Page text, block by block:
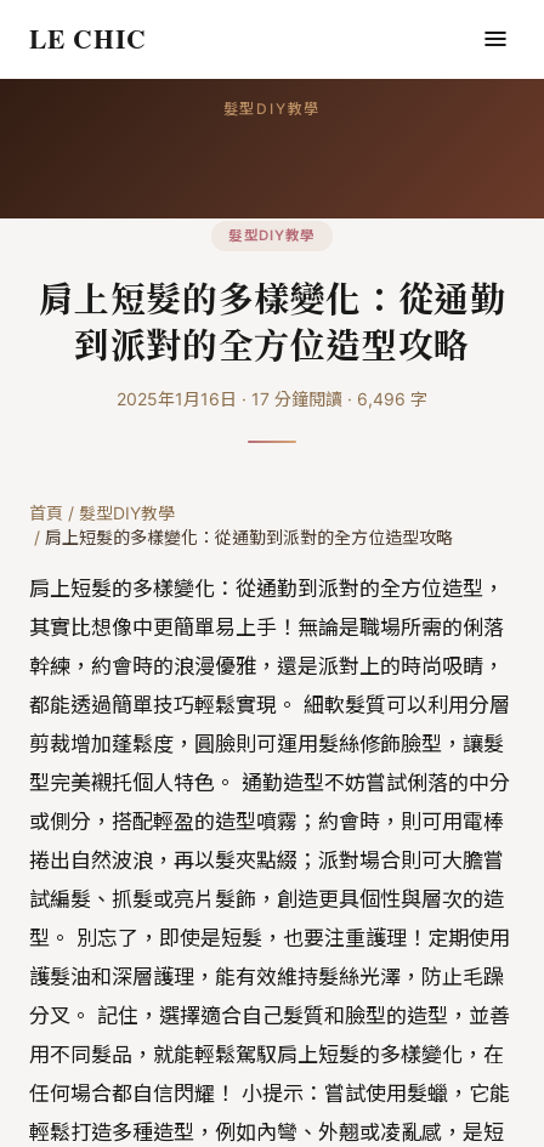
LE CHIC
髮型DIY教學
髮型DIY教學
肩上短髮的多樣變化：從通勤
到派對的全方位造型攻略
2025年1月16日 · 17 分鐘閱讀 · 6,496 字
首頁 / 髮型DIY教學
/ 肩上短髮的多樣變化：從通勤到派對的全方位造型攻略
肩上短髮的多樣變化：從通勤到派對的全方位造型，
其實比想像中更簡單易上手！無論是職場所需的俐落
幹練，約會時的浪漫優雅，還是派對上的時尚吸睛，
都能透過簡單技巧輕鬆實現。 細軟髮質可以利用分層
剪裁增加蓬鬆度，圓臉則可運用髮絲修飾臉型，讓髮
型完美襯托個人特色。 通勤造型不妨嘗試俐落的中分
或側分，搭配輕盈的造型噴霧；約會時，則可用電棒
捲出自然波浪，再以髮夾點綴；派對場合則可大膽嘗
試編髮、抓髮或亮片髮飾，創造更具個性與層次的造
型。 別忘了，即使是短髮，也要注重護理！定期使用
護髮油和深層護理，能有效維持髮絲光澤，防止毛躁
分叉。 記住，選擇適合自己髮質和臉型的造型，並善
用不同髮品，就能輕鬆駕馭肩上短髮的多樣變化，在
任何場合都自信閃耀！ 小提示：嘗試使用髮蠟，它能
輕鬆打造多種造型，例如內彎、外翹或凌亂感，是短